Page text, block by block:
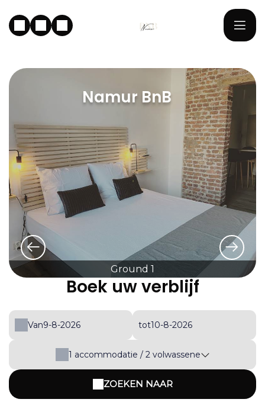
Namur BnB
Ground 1
Boek uw verblijf
Van tot
1 accommodatie / 2 volwassene
ZOEKEN NAAR